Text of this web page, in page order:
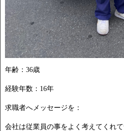
年齢：36歳
経験年数：16年
求職者へメッセージを：
会社は従業員の事をよく考えてくれ